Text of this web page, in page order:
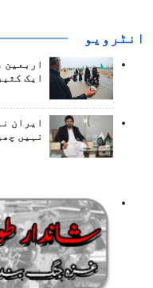
انٹرويو
اربعین
ایک
ایران
نہیں